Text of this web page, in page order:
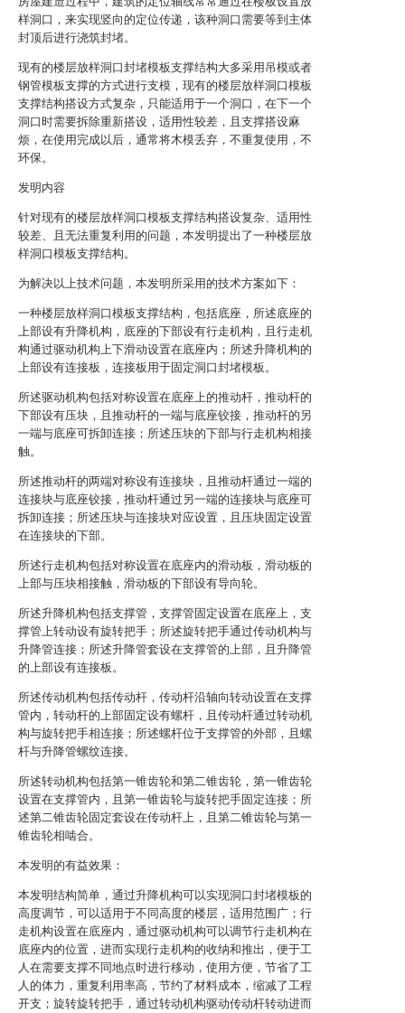
样洞口，来实现竖向的定位传递，该种洞口需要等到主体
封顶后进行浇筑封堵。
现有的楼层放样洞口封堵模板支撑结构大多采用吊模或者
钢管模板支撑的方式进行支模，现有的楼层放样洞口模板
支撑结构搭设方式复杂，只能适用于一个洞口，在下一个
洞口时需要拆除重新搭设，适用性较差，且支撑搭设麻
烦，在使用完成以后，通常将木模丢弃，不重复使用，不
环保。
发明内容
针对现有的楼层放样洞口模板支撑结构搭设复杂、适用性
较差、且无法重复利用的问题，本发明提出了一种楼层放
样洞口模板支撑结构。
为解决以上技术问题，本发明所采用的技术方案如下：
一种楼层放样洞口模板支撑结构，包括底座，所述底座的
上部设有升降机构，底座的下部设有行走机构，且行走机
构通过驱动机构上下滑动设置在底座内；所述升降机构的
上部设有连接板，连接板用于固定洞口封堵模板。
所述驱动机构包括对称设置在底座上的推动杆，推动杆的
下部设有压块，且推动杆的一端与底座铰接，推动杆的另
一端与底座可拆卸连接；所述压块的下部与行走机构相接
触。
所述推动杆的两端对称设有连接块，且推动杆通过一端的
连接块与底座铰接，推动杆通过另一端的连接块与底座可
拆卸连接；所述压块与连接块对应设置，且压块固定设置
在连接块的下部。
所述行走机构包括对称设置在底座内的滑动板，滑动板的
上部与压块相接触，滑动板的下部设有导向轮。
所述升降机构包括支撑管，支撑管固定设置在底座上，支
撑管上转动设有旋转把手；所述旋转把手通过传动机构与
升降管连接；所述升降管套设在支撑管的上部，且升降管
的上部设有连接板。
所述传动机构包括传动杆，传动杆沿轴向转动设置在支撑
管内，转动杆的上部固定设有螺杆，且传动杆通过转动机
构与旋转把手相连接；所述螺杆位于支撑管的外部，且螺
杆与升降管螺纹连接。
所述转动机构包括第一锥齿轮和第二锥齿轮，第一锥齿轮
设置在支撑管内，且第一锥齿轮与旋转把手固定连接；所
述第二锥齿轮固定套设在传动杆上，且第二锥齿轮与第一
锥齿轮相啮合。
本发明的有益效果：
本发明结构简单，通过升降机构可以实现洞口封堵模板的
高度调节，可以适用于不同高度的楼层，适用范围广；行
走机构设置在底座内，通过驱动机构可以调节行走机构在
底座内的位置，进而实现行走机构的收纳和推出，便于工
人在需要支撑不同地点时进行移动，使用方便，节省了工
人的体力，重复利用率高，节约了材料成本，缩减了工程
开支；旋转旋转把手，通过转动机构驱动传动杆转动进而